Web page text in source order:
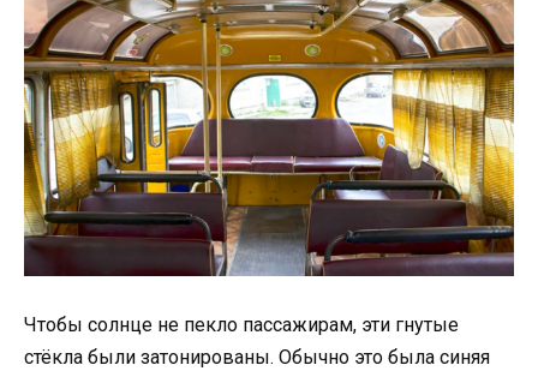
Чтобы солнце не пекло пассажирам, эти гнутые
стёкла были затонированы. Обычно это была синяя